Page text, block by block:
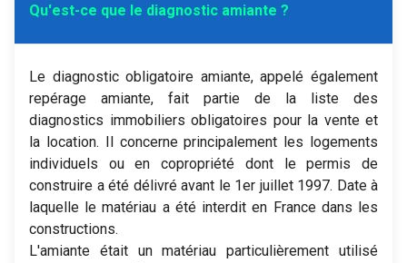
Qu'est-ce que le diagnostic amiante ?
Le diagnostic obligatoire amiante, appelé également
repérage amiante, fait partie de la liste des
diagnostics immobiliers obligatoires pour la vente et
la location. Il concerne principalement les logements
individuels ou en copropriété dont le permis de
construire a été délivré avant le 1er juillet 1997. Date à
laquelle le matériau a été interdit en France dans les
constructions.
L'amiante était un matériau particulièrement utilisé